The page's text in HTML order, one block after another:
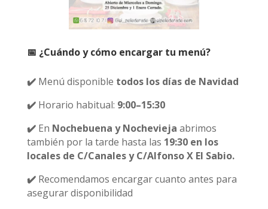
📅 ¿Cuándo y cómo encargar tu menú?
✔️Menú disponible todos los días de Navidad
✔️Horario habitual: 9:00–15:30
✔️En Nochebuena y Nochevieja abrimos
también por la tarde hasta las 19:30 en los
locales de C/Canales y C/Alfonso X El Sabio.
✔️Recomendamos encargar cuanto antes para
asegurar disponibilidad